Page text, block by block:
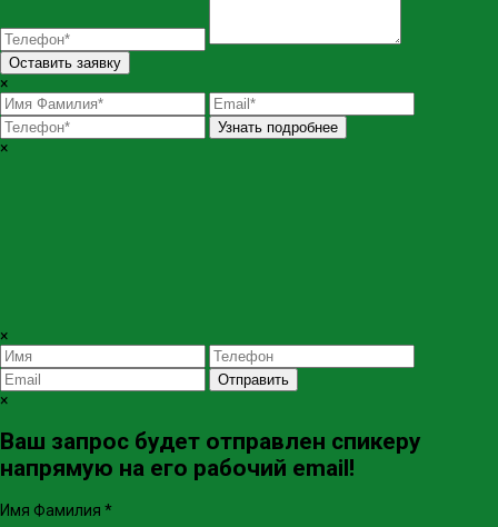
Оставить заявку
×
Узнать подробнее
×
×
Отправить
×
Ваш запрос будет отправлен спикеру
напрямую на его рабочий email!
Имя Фамилия *